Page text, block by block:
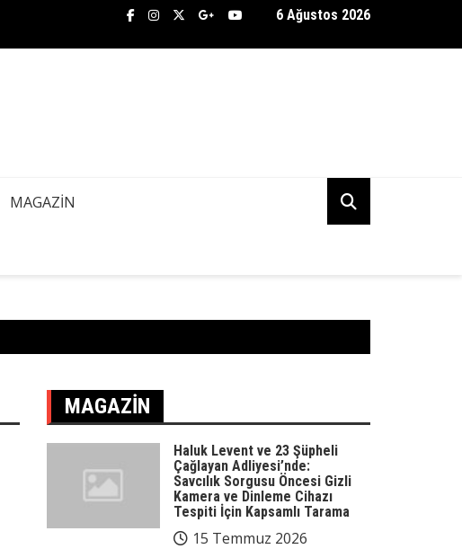
DEDEKTİFLİK BÜROSU ASENA AŞKINDA KANİ KUDU’NUN PEŞİNE DÜŞTÜ!
6 Ağustos 2026
MAGAZIN
MAGAZIN
Haluk Levent ve 23 Şüpheli
Çağlayan Adliyesi’nde:
Savcılık Sorgusu Öncesi Gizli
Kamera ve Dinleme Cihazı
Tespiti İçin Kapsamlı Tarama
15 Temmuz 2026